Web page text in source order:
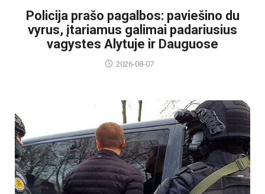
Policija prašo pagalbos: paviešino du
vyrus, įtariamus galimai padariusius
vagystes Alytuje ir Dauguose
2026-08-07